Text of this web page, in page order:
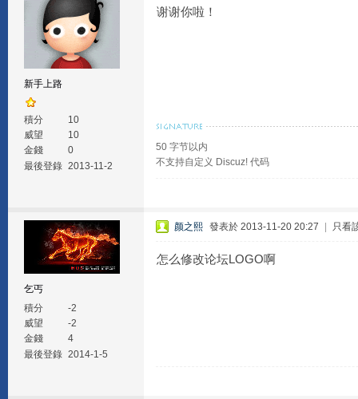
新手上路
積分
10
威望
10
金錢
0
最後登錄 2013-11-2
谢谢你啦！
50 字节以内
不支持自定义 Discuz! 代码
乞丐
積分
-2
威望
-2
金錢
4
最後登錄 2014-1-5
颜之熙 發表於 2013-11-20 20:27 只看
怎么修改论坛LOGO啊